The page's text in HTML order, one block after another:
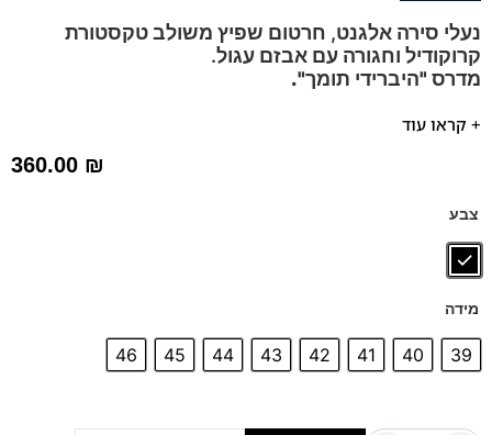
נעלי סירה אלגנט, חרטום שפיץ משולב טקסטורת
קרוקודיל וחגורה עם אבזם עגול.
מדרס "היברידי תומך".
בחירת הצוות:
נעליים עשויות עור רך ואיכותי,
זיעה.
דגם זה מגיע גם במידה 47 לחץ כאן
+ קראו עוד
360.00 ₪
צבע
מידה
39
40
41
42
43
44
45
46